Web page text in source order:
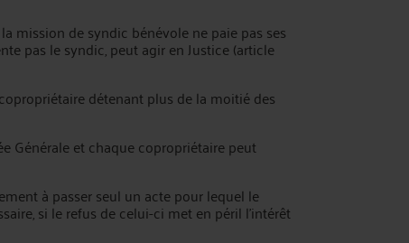
mission de syndic bénévole ne paie pas ses
pas le syndic, peut agir en Justice (article
détenant plus de la moitié des
Générale et chaque copropriétaire peut
à passer seul un acte pour lequel le
si le refus de celui-ci met en péril l’intérêt